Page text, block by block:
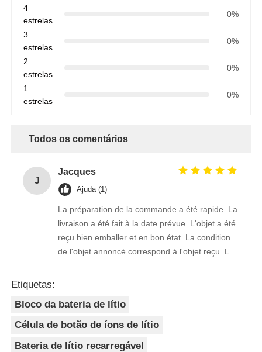
4
estrelas
0%
3
estrelas
0%
2
estrelas
0%
1
estrelas
0%
Todos os comentários
J
Jacques
Ajuda (1)
La préparation de la commande a été rapide. La
livraison a été fait à la date prévue. L'objet a été
reçu bien emballer et en bon état. La condition
de l'objet annoncé correspond à l'objet reçu. Le
Etiquetas:
Bloco da bateria de lítio
Célula de botão de íons de lítio
Bateria de lítio recarregável